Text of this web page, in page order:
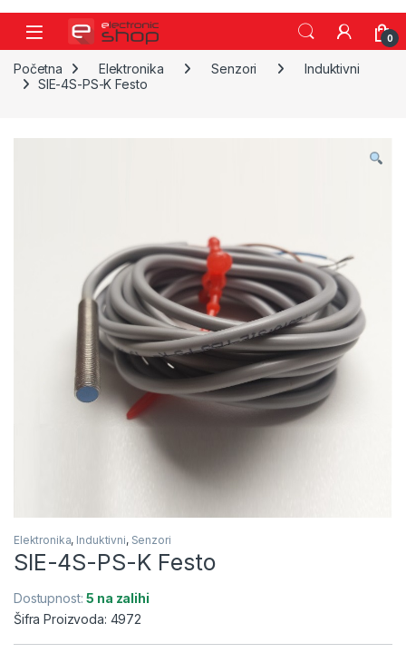
Skip to navigation
Skip to content
0
Početna Elektronika Senzori
Induktivni
SIE-4S-PS-K Festo
Elektronika, Induktivni, Senzori
SIE-4S-PS-K Festo
Dostupnost:5 na zalihi
Šifra Proizvoda: 4972